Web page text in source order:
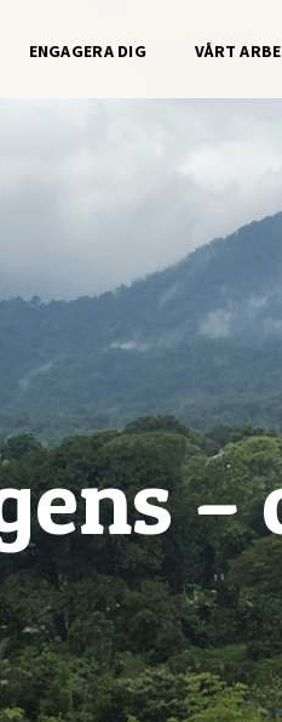
ENGAGERA DIG VÅRT
–